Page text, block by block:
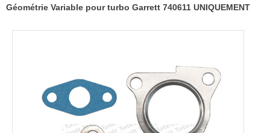
Géométrie Variable pour turbo Garrett 740611 UNIQUEMENT